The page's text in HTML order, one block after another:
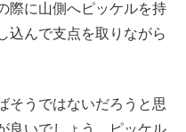
際に山側へピッケルを持
込んで支点を取りながら
そうではないだろうと思
良いでしょう。ピッケル